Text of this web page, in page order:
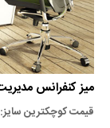
میز کنفرانس مدیریت
قیمت کوچکترین سایز: